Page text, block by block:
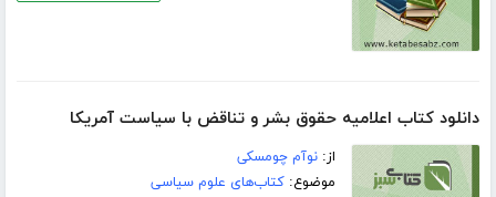
دانلود کتاب اعلامیه حقوق بشر و تناقض با سیاست آمریکا
از:نوآم چومسکی
موضوع:کتاب‌های علوم سیاسی